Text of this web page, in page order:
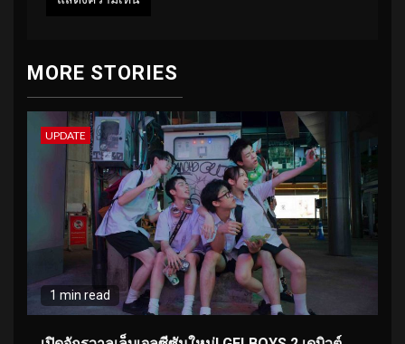
MORE STORIES
UPDATE
1 min read